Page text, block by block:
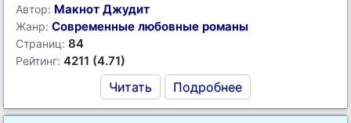
Автор: Макнот Джудит
Жанр: Современные любовные романы
Страниц: 84
Рейтинг: 4211 (4.71)
Читать Подробнее